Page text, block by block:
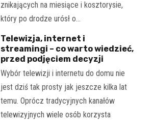
znikających na miesiące i kosztorysie,
który po drodze urósł o…
Telewizja, internet i
streamingi – co warto wiedzieć,
przed podjęciem decyzji
Wybór telewizji i internetu do domu nie
jest dziś tak prosty jak jeszcze kilka lat
temu. Oprócz tradycyjnych kanałów
telewizyjnych wiele osób korzysta